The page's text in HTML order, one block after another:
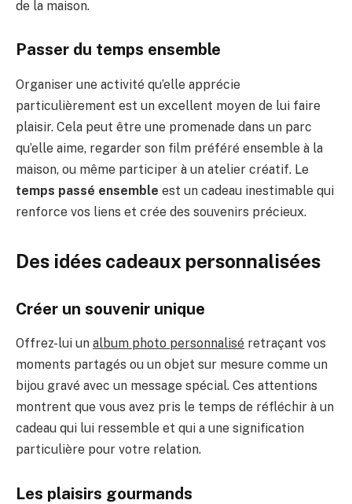
de la maison.
Passer du temps ensemble
Organiser une activité qu’elle apprécie
particulièrement est un excellent moyen de lui faire
plaisir. Cela peut être une promenade dans un parc
qu’elle aime, regarder son film préféré ensemble à la
maison, ou même participer à un atelier créatif. Le
temps passé ensemble est un cadeau inestimable qui
renforce vos liens et crée des souvenirs précieux.
Des idées cadeaux personnalisées
Créer un souvenir unique
Offrez-lui un album photo personnalisé retraçant vos
moments partagés ou un objet sur mesure comme un
bijou gravé avec un message spécial. Ces attentions
montrent que vous avez pris le temps de réfléchir à un
cadeau qui lui ressemble et qui a une signification
particulière pour votre relation.
Les plaisirs gourmands